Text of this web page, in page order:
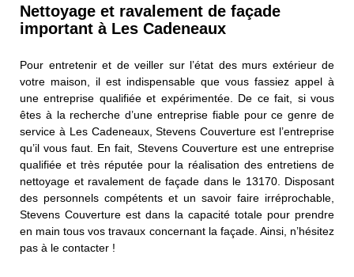
Nettoyage et ravalement de façade
important à Les Cadeneaux
Pour entretenir et de veiller sur l’état des murs extérieur de
votre maison, il est indispensable que vous fassiez appel à
une entreprise qualifiée et expérimentée. De ce fait, si vous
êtes à la recherche d’une entreprise fiable pour ce genre de
service à Les Cadeneaux, Stevens Couverture est l’entreprise
qu’il vous faut. En fait, Stevens Couverture est une entreprise
qualifiée et très réputée pour la réalisation des entretiens de
nettoyage et ravalement de façade dans le 13170. Disposant
des personnels compétents et un savoir faire irréprochable,
Stevens Couverture est dans la capacité totale pour prendre
en main tous vos travaux concernant la façade. Ainsi, n’hésitez
pas à le contacter !